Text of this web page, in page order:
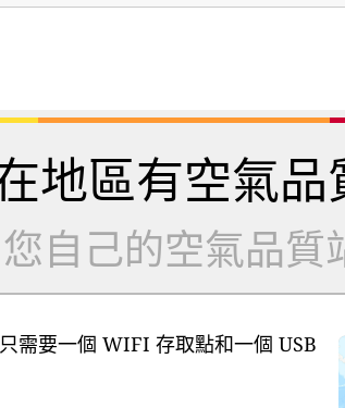
地區有空氣品
自己的空氣品質
需要一個 WIFI 存取點和一個 USB